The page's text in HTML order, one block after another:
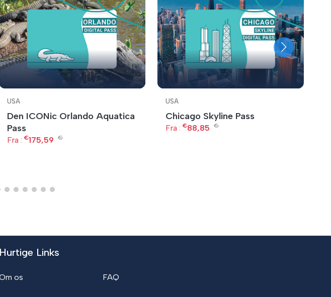
USA
Den ICONic Orlando Aquatica
Pass
Fra : €175,59 €
USA
Chicago Skyline Pass
Fra : €88,85 €
Hurtige Links
os FAQ